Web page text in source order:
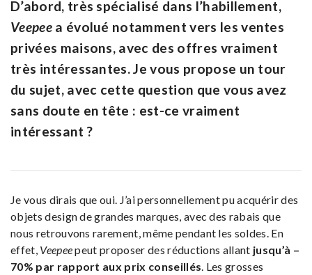
D’abord, très spécialisé dans l’habillement,
Veepeea évolué notamment vers les ventes
privées maisons, avec des offres vraiment
très intéressantes. Je vous propose un tour
du sujet, avec cette question que vous avez
sans doute en tête : est-ce vraiment
intéressant ?
Je vous dirais que oui. J’ai personnellement pu acquérir des
objets design de grandes marques, avec des rabais que
nous retrouvons rarement, même pendant les soldes. En
effet, Veepeepeut proposer des réductions allant jusqu’à –
70% par rapport aux prix conseillés . Les grosses